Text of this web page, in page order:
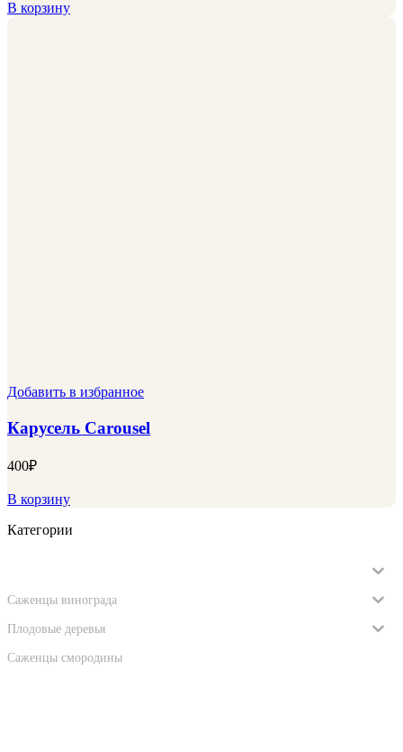
В корзину
Добавить в избранное
Карусель Carousel
400₽
В корзину
Категории
Саженцы винограда
Плодовые деревья
Саженцы смородины